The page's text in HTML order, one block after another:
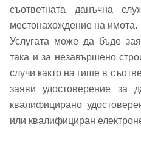
Вход
или
Вход
Вход
съответната данъчна
местонахождение на имота.
Услугата може да бъде
така и за незавършено
случи както на гише в
заяви удостоверение за
квалифицирано
или квалифициран
Заяви